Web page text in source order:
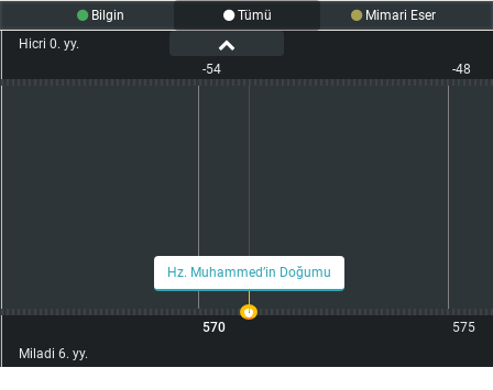
Bilgin Tümü Mimari Eser
-54
Hicri 0. yy.
-48
Hz. Muhammed’in Doğumu
570
575
Miladi 6. yy.